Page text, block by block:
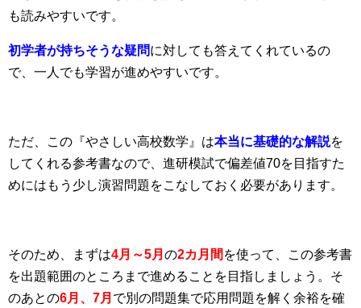
も読みやすいです。
初学者が持ちそうな疑問に対しても答えてくれているの
で、一人でも学習が進めやすいです。
ただ、この『やさしい高校数学』は本当に基礎的な解説を
してくれる参考書なので、進研模試で偏差値70を目指すた
めにはもう少し演習問題をこなしておく必要があります。
そのため、まずは4月～5月 の2カ月間 を使って、
この参考書
を出題範囲のところまで進めることを目指しましょう。そ
のあとの6月、7月 で別の問題集で応用問題を解く余裕を確